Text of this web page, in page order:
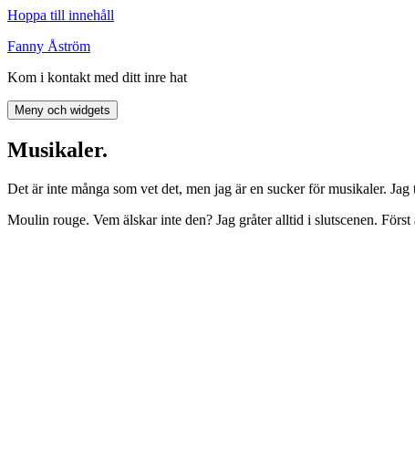
Hoppa till innehåll
Fanny Åström
Kom i kontakt med ditt inre hat
Meny och widgets
Musikaler.
Det är inte många som vet det, men jag är en sucker för musikaler.
Moulin rouge. Vem älskar inte den? Jag gråter alltid i slutscenen.